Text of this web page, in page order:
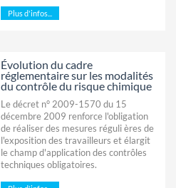
Plus d'infos...
Évolution du cadre
réglementaire sur les modalités
du contrôle du risque chimique
Le décret n° 2009-1570 du 15
décembre 2009 renforce l'obligation
de réaliser des mesures réguli ères de
l'exposition des travailleurs et élargit
le champ d'application des contrôles
techniques obligatoires.